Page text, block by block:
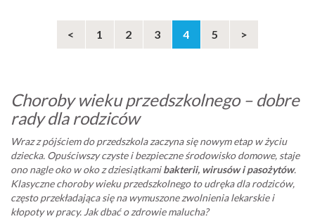
< 1 2 3 4 5 >
Choroby wieku przedszkolnego – dobre
rady dla rodziców
Wraz z pójściem do przedszkola zaczyna się nowym etap w życiu
dziecka. Opuściwszy czyste i bezpieczne środowisko domowe, staje
ono nagle oko w oko z dziesiątkamibakterii, wirusów i pasożytów.
Klasyczne choroby wieku przedszkolnego to udręka dla rodziców,
często przekładająca się na wymuszone zwolnienia lekarskie i
kłopoty w pracy. Jak dbać o zdrowie malucha?